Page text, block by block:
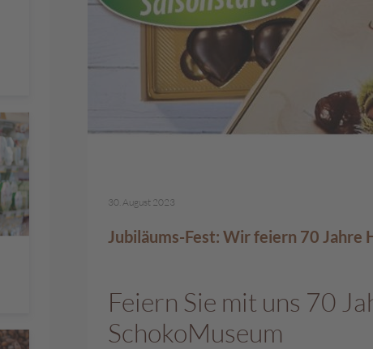
30. August 2023
Jubiläums-Fest: Wir feiern 70 Jahre
Feiern Sie mit uns 70
SchokoMuseum